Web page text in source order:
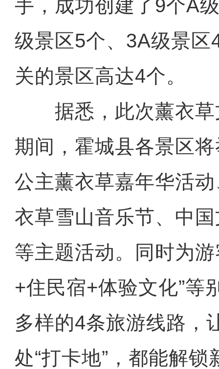
手，成功创建了9个A
级景区5个、3A级景区
关的景区高达4个。
据悉，此次薰衣草
期间，霍城县各景区
公主薰衣草嘉年华活
衣草雪山音乐节、中
等主题活动。同时为
+住民宿+体验文化”等
多样的4条旅游线路，
处“打卡地”，都能解锁